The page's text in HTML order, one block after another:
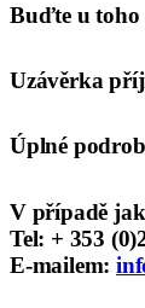
Buďte u toho
Uzávěrka
Úplné
V případě
Tel: + 353
E-mailem: